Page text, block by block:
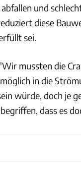
und
diese
sei.
mussten die
in die
würde, doch je
dass es